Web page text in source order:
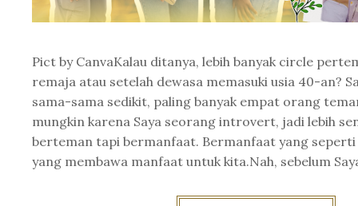
Pict by CanvaKalau ditanya, lebih banyak circle
remaja atau setelah dewasa memasuki usia 40-an?
sama-sama sedikit, paling banyak empat orang
mungkin karena Saya seorang introvert, jadi lebih
berteman tapi bermanfaat. Bermanfaat yang seperti
yang membawa manfaat untuk kita.Nah, sebelum